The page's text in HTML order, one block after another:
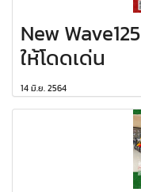
New
ให้โดดเด่น
14 มิ.ย. 2564